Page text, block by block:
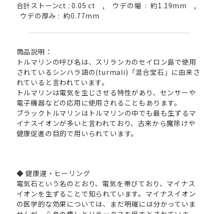
合計ストーンct : 0.05 ct , ウデの幅 : 約1.19mm ,
ウデの厚み : 約0.77mm
商品説明：
トルマリンの呼び名は、スリランカのセイロン島で使用
されているシンハラ語の(turmali)「混合宝石」に由来さ
れていると言われています。
トルマリンは電気を生じさせる特性があり、センサーや
電子機器などの応用に使用されることもあります。
ブラックトルマリンはトルマリンの中でも最も生ずるマ
イナスイオンが多いと言われており、古来から魔除けや
健康促進の目的で用いられています。
◆ 健康運・ヒーリング
電気石という名のとおり、電気を帯びており、マイナス
イオンを生ずることで知られています。マイナスイオン
の医学的な効果については、まだ明確には分かっていま